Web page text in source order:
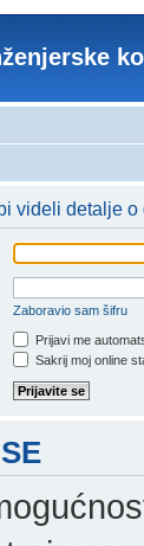
videli detalje o
Zaboravio sam šifru
Prijavi me
Sakrij moj online